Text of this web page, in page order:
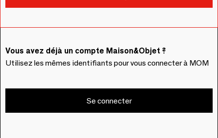
Vous avez déjà un compte Maison&Objet ?
Utilisez les mêmes identifiants pour vous connecter à MOM
Se connecter